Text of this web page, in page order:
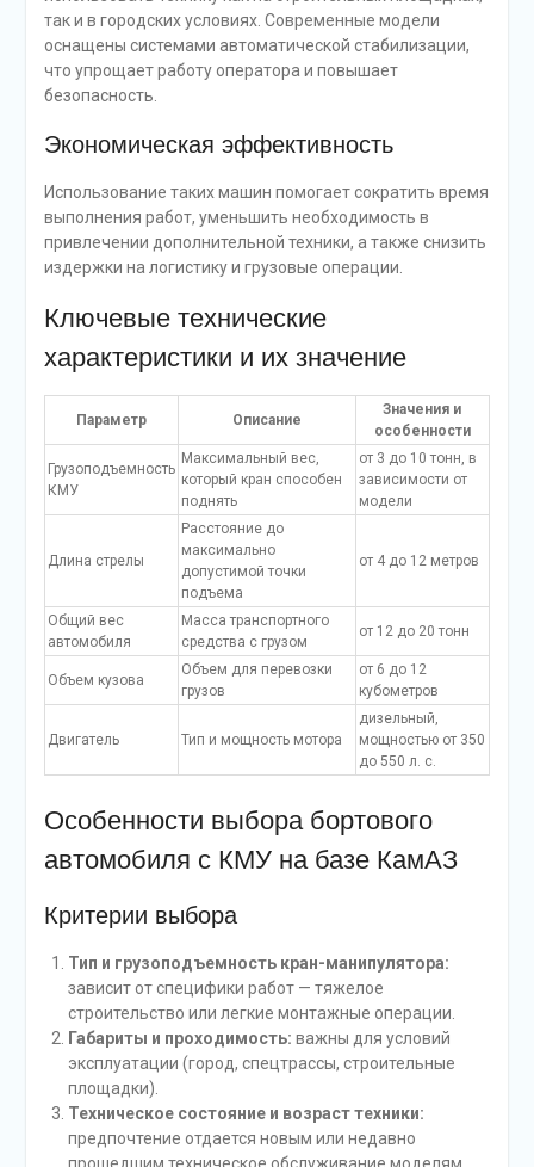
так и в городских условиях. Современные модели
оснащены системами автоматической стабилизации,
что упрощает работу оператора и повышает
безопасность.
Экономическая эффективность
Использование таких машин помогает сократить время
выполнения работ, уменьшить необходимость в
привлечении дополнительной техники, а также снизить
издержки на логистику и грузовые операции.
Ключевые технические
характеристики и их значение
Параметр Описание
Значения и
особенности
Грузоподъемность
КМУ
Максимальный вес,
который кран способен
поднять
от 3 до 10 тонн, в
зависимости от
модели
Длина стрелы
Расстояние до
максимально
допустимой точки
подъема
от 4 до 12 метров
Общий вес
автомобиля
Масса транспортного
средства с грузом
от 12 до 20 тонн
Объем кузова
Объем для перевозки
грузов
от 6 до 12
кубометров
Двигатель Тип и мощность мотора
дизельный,
мощностью от 350
до 550 л. с.
Особенности выбора бортового
автомобиля с КМУ на базе КамАЗ
Критерии выбора
Тип и грузоподъемность кран-манипулятора:
зависит от специфики работ — тяжелое
строительство или легкие монтажные операции.
Габариты и проходимость: важны для условий
эксплуатации (город, спецтрассы, строительные
площадки).
Техническое состояние и возраст техники:
предпочтение отдается новым или недавно